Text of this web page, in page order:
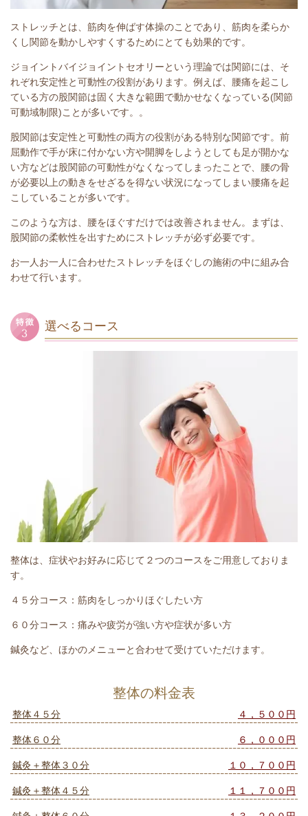
ストレッチとは、筋肉を伸ばす体操のことであり、筋肉を柔らか
くし関節を動かしやすくするためにとても効果的です。
ジョイントバイジョイントセオリーという理論では関節には、そ
れぞれ安定性と可動性の役割があります。例えば、腰痛を起こし
ている方の股関節は固く大きな範囲で動かせなくなっている(関節
可動域制限)ことが多いです。。
股関節は安定性と可動性の両方の役割がある特別な関節です。前
屈動作で手が床に付かない方や開脚をしようとしても足が開かな
い方などは股関節の可動性がなくなってしまったことで、腰の骨
が必要以上の動きをせざるを得ない状況になってしまい腰痛を起
こしていることが多いです。
このような方は、腰をほぐすだけでは改善されません。まずは、
股関節の柔軟性を出すためにストレッチが必ず必要です。
お一人お一人に合わせたストレッチをほぐしの施術の中に組み合
わせて行います。
選べるコース
整体は、症状やお好みに応じて２つのコースをご用意しておりま
す。
４５分コース：筋肉をしっかりほぐしたい方
６０分コース：痛みや疲労が強い方や症状が多い方
鍼灸など、ほかのメニューと合わせて受けていただけます。
整体の料金表
整体４５分 ４，５００円
整体６０分 ６，０００円
鍼灸＋整体３０分 １０，７００円
鍼灸＋整体４５分 １１，７００円